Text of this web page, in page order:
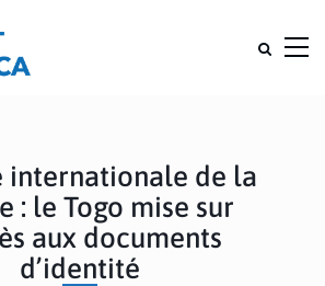
internationale de la
: le Togo mise sur
aux documents
d’identité